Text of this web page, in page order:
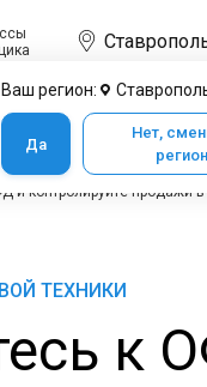
Ваш регион:
Да
Нет,
регион
Услуги
и контролируйте продажи
ТЕХНИКИ
к